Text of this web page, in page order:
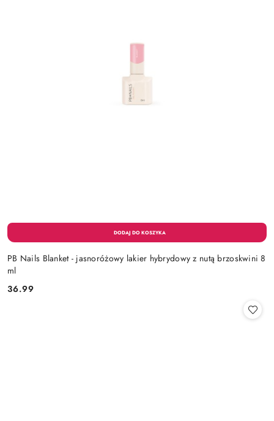
PB Nails Blanket - jasnoróżowy lakier hybrydowy z nutą brzoskwini 8
ml
Cena:
36.99